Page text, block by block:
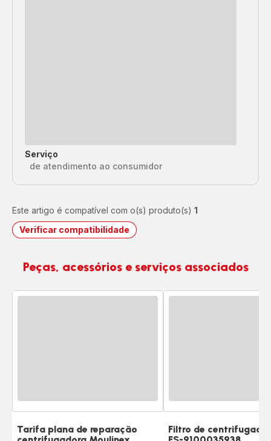
Serviço
de atendimento ao consumidor
Este artigo é compatível com o(s) produto(s) 1
Verificar compatibilidade
Peças, acessórios e serviços associados
Tarifa plana de reparação
Filtro de